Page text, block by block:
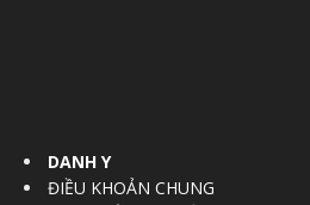
DANH Y
ĐIỀU KHOẢN CHUNG